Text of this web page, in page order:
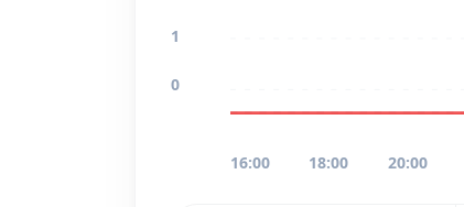
1
0
16:00 18:00 20:00